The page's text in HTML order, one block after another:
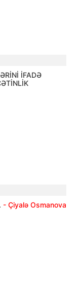
İFADƏ
- Çiyalə Osmanova